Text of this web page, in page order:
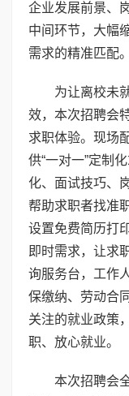
企业发展前景、
中间环节，大幅
需求的精准匹配。
为让离校未
效，本次招聘会
求职体验。现场
供“一对一”定制
化、面试技巧、
帮助求职者找准
设置免费简历打
即时需求，让求
询服务台，工作
保缴纳、劳动合
关注的就业政策
职、放心就业。
本次招聘会